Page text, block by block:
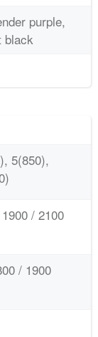
purple,
black
5(850),
/ 2100
/ 1900